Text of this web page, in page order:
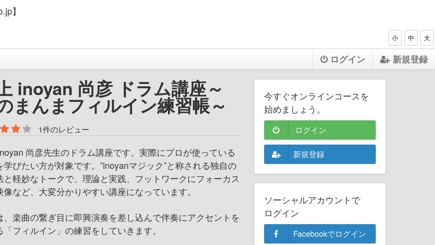
】
小 中 大
ログイン 新規登録
inoyan 尚彦 ドラム講座～
まんまフィルイン練習帳～
1件のレビュー
尚彦先生のドラム講座です。実際にプロが使っている
学びたい方が対象です。”inoyanマジック”と称される独自の
と軽妙なトークで、理論と実践、フットワークにフォーカス
像など、大変分かりやすい講座になっています。
、楽曲の繋ぎ目に即興演奏を差し込んで伴奏にアクセントを
「フィルイン」の練習をしていきます。
今すぐオンラインコースを
始めましょう。
ログイン
新規登録
ソーシャルアカウントで
ログイン
Facebookでログイン